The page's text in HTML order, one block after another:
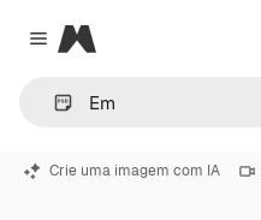
Close menu
Magnific
Crie uma imagem com IA